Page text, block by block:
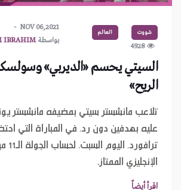
شووت العالم
4928
NOV 06,2021
بواسطةIBRAHIM
السيتي يحسم «الديربي»
الريح»
تلاعب مانشستر سيتي بمضيفه مانشستر
عليه بهدفين دون رد، في المباراة التي
الإنجليزي الممتاز.
اقرأ أيضاً